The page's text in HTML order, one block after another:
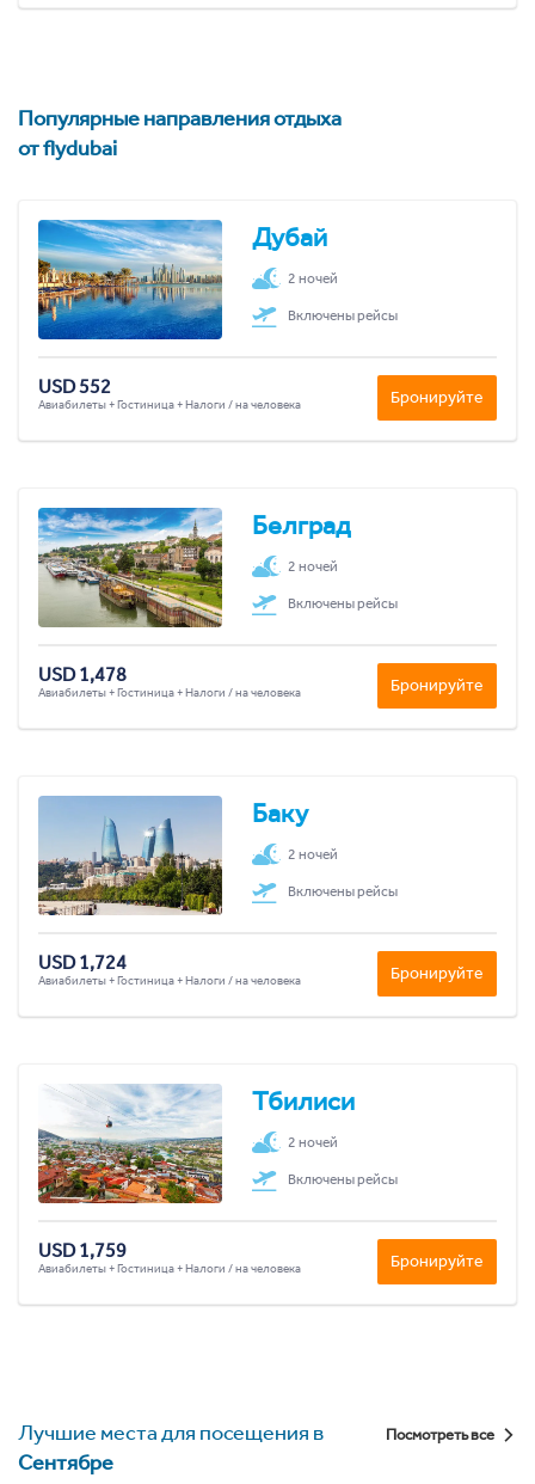
Популярные направления отдыха
от flydubai
Дубай
2 ночей
Включены рейсы
USD 552
Авиабилеты + Гостиница + Налоги / на человека Бронируйте
Белград
2 ночей
Включены рейсы
USD 1,478
Авиабилеты + Гостиница + Налоги / на человека Бронируйте
Баку
2 ночей
Включены рейсы
USD 1,724
Авиабилеты + Гостиница + Налоги / на человека Бронируйте
Тбилиси
2 ночей
Включены рейсы
USD 1,759
Авиабилеты + Гостиница + Налоги / на человека Бронируйте
Лучшие места для посещения в
Сентябре
Посмотреть все